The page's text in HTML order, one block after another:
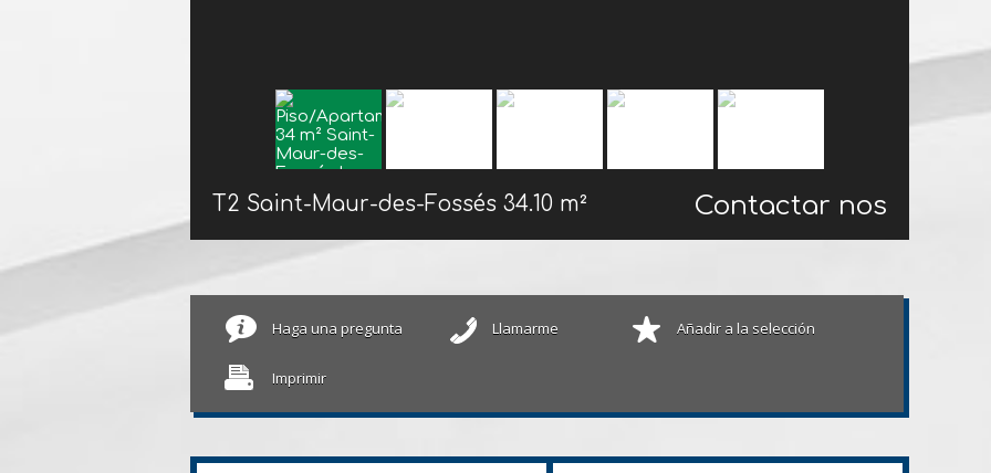
T2 Saint-Maur-des-Fossés 34.10 m² Contactar nos
Haga una pregunta Llamarme Añadir a la selección
Imprimir